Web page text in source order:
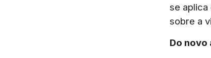
se aplica
sobre a
Do novo